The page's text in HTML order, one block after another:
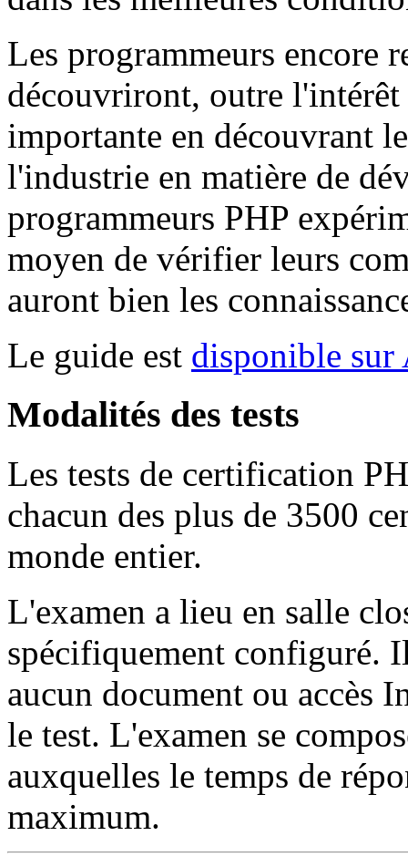
Les programmeurs encore
découvriront, outre
importante en découvrant
l'industrie en matière de
programmeurs PHP
moyen de vérifier leurs
auront bien les
Le guide est disponible sur
Modalités des tests
Les tests de certification
chacun des plus de 3500
monde entier.
L'examen a lieu en salle
spécifiquement configuré.
aucun document ou accès
le test. L'examen se
auxquelles le temps de
maximum.